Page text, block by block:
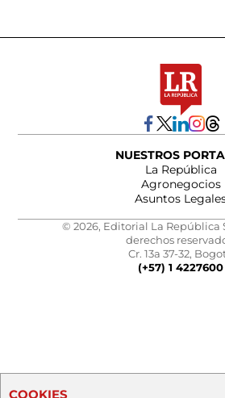
NUESTROS
La República
Agronegocios
Asuntos
© 2026, Editorial La República
derechos
Cr. 13a 37-32,
(+57) 1 4227600
COOKIES